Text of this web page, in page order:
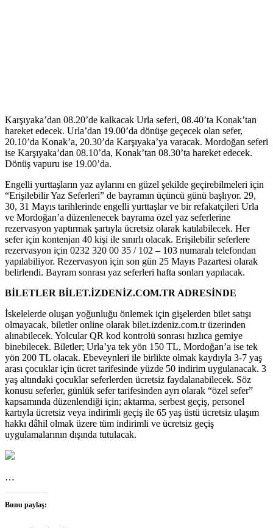
Karşıyaka’dan 08.20’de kalkacak Urla seferi, 08.40’ta Konak’tan
hareket edecek. Urla’dan 19.00’da dönüşe geçecek olan sefer,
20.10’da Konak’a, 20.30’da Karşıyaka’ya varacak. Mordoğan seferi
ise Karşıyaka’dan 08.10’da, Konak’tan 08.30’ta hareket edecek.
Dönüş vapuru ise 19.00’da.
Engelli yurttaşların yaz aylarını en güzel şekilde geçirebilmeleri için
“Erişilebilir Yaz Seferleri” de bayramın üçüncü günü başlıyor. 29,
30, 31 Mayıs tarihlerinde engelli yurttaşlar ve bir refakatçileri Urla
ve Mordoğan’a düzenlenecek bayrama özel yaz seferlerine
rezervasyon yaptırmak şartıyla ücretsiz olarak katılabilecek. Her
sefer için kontenjan 40 kişi ile sınırlı olacak. Erişilebilir seferlere
rezervasyon için 0232 320 00 35 / 102 – 103 numaralı telefondan
yapılabiliyor. Rezervasyon için son gün 25 Mayıs Pazartesi olarak
belirlendi. Bayram sonrası yaz seferleri hafta sonları yapılacak.
BİLETLER BİLET.İZDENİZ.COM.TR ADRESİNDE
İskelelerde oluşan yoğunluğu önlemek için gişelerden bilet satışı
olmayacak, biletler online olarak bilet.izdeniz.com.tr üzerinden
alınabilecek. Yolcular QR kod kontrolü sonrası hızlıca gemiye
binebilecek. Biletler; Urla’ya tek yön 150 TL, Mordoğan’a ise tek
yön 200 TL olacak. Ebeveynleri ile birlikte olmak kaydıyla 3-7 yaş
arası çocuklar için ücret tarifesinde yüzde 50 indirim uygulanacak. 3
yaş altındaki çocuklar seferlerden ücretsiz faydalanabilecek. Söz
konusu seferler, günlük sefer tarifesinden ayrı olarak “özel sefer”
kapsamında düzenlendiği için; aktarma, serbest geçiş, personel
kartıyla ücretsiz veya indirimli geçiş ile 65 yaş üstü ücretsiz ulaşım
hakkı dâhil olmak üzere tüm indirimli ve ücretsiz geçiş
uygulamalarının dışında tutulacak.
…
Bunu paylaş: